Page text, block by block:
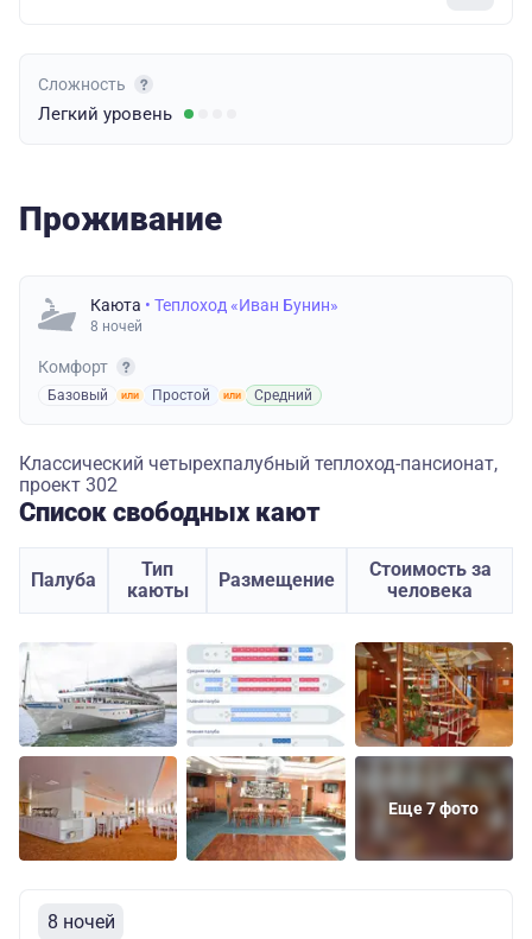
Сложность
Легкий уровень
Проживание
Каюта • Теплоход «Иван Бунин»
8 ночей
Комфорт
Базовый Простой Средний
Классический четырехпалубный теплоход-пансионат,
проект 302
Список свободных кают
Палуба
Тип
каюты
Размещение
Стоимость за
человека
Еще 7 фото
8 ночей